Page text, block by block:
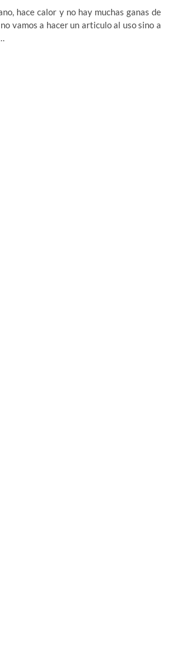
hace calor y no hay muchas ganas de
vamos a hacer un articulo al uso sino a